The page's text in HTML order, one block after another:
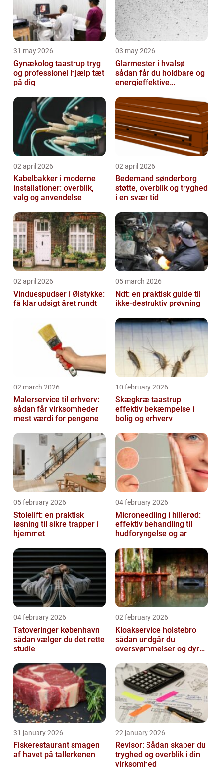
31 may 2026
Gynækolog taastrup tryg
og professionel hjælp tæt
på dig
03 may 2026
Glarmester i hvalsø
sådan får du holdbare og
energieffektive
02 april 2026
Kabelbakker i moderne
installationer: overblik,
valg og anvendelse
02 april 2026
Bedemand sønderborg
støtte, overblik og tryghed
i en svær tid
02 april 2026
Vinduespudser i Ølstykke:
få klar udsigt året rundt
05 march 2026
Ndt: en praktisk guide til
ikke-destruktiv prøvning
02 march 2026
Malerservice til erhverv:
sådan får virksomheder
mest værdi for pengene
10 february 2026
Skægkræ taastrup
effektiv bekæmpelse i
bolig og erhverv
05 february 2026
Stolelift: en praktisk
løsning til sikre trapper i
hjemmet
04 february 2026
Microneedling i hillerød:
effektiv behandling til
hudforyngelse og ar
04 february 2026
Tatoveringer københavn
sådan vælger du det rette
studie
02 february 2026
Kloakservice holstebro
sådan undgår du
oversvømmelser og dyre
31 january 2026
Fiskerestaurant smagen
af havet på tallerkenen
22 january 2026
Revisor: Sådan skaber du
tryghed og overblik i din
virksomhed